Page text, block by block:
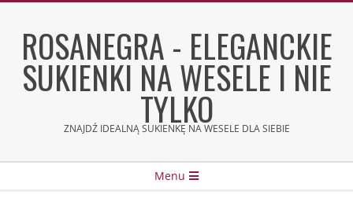
contentROSANEGRA - ELEGANCKIE
SUKIENKI NA WESELE I NIE
TYLKO
ZNAJDŹ IDEALNĄ SUKIENKĘ NA WESELE DLA SIEBIE
Menu